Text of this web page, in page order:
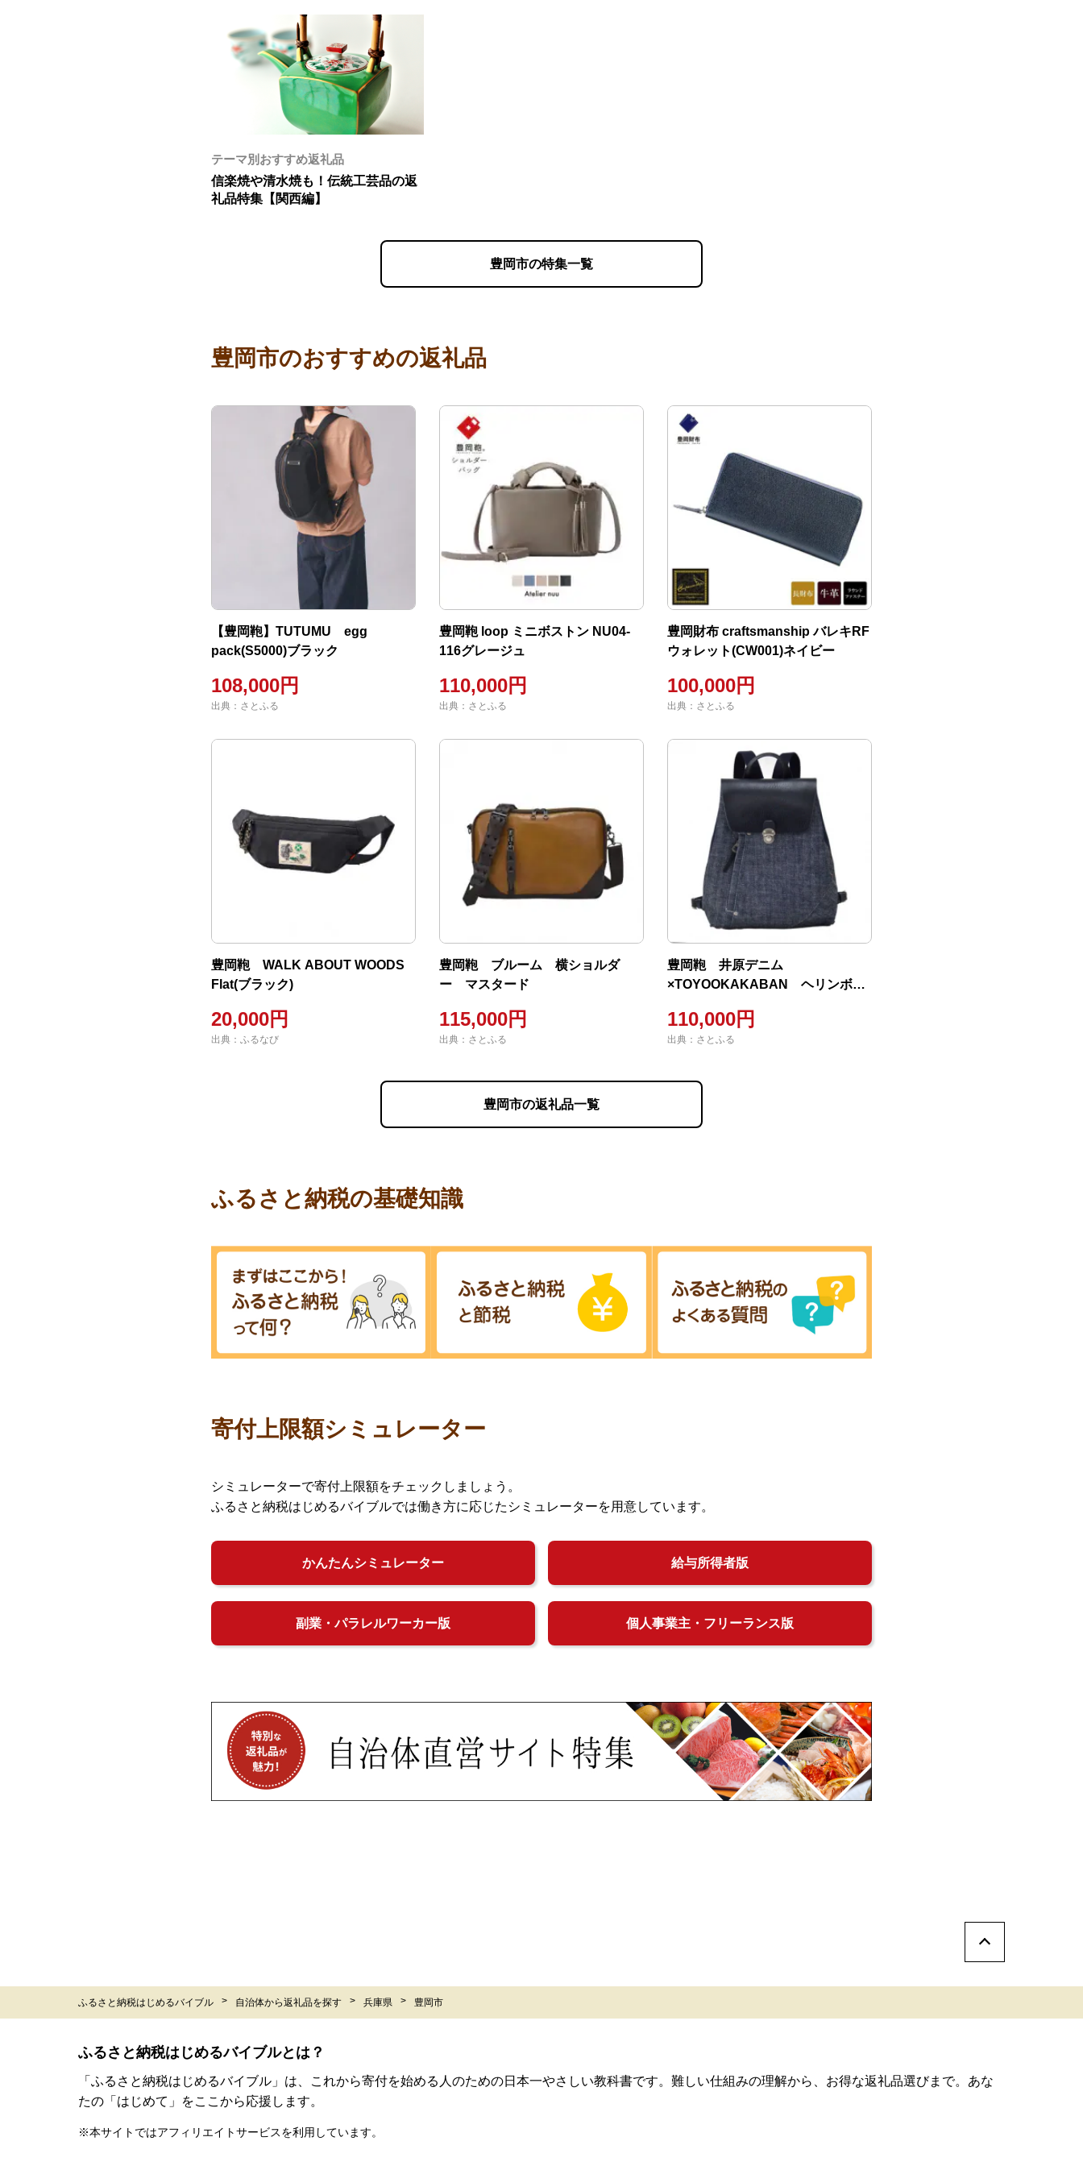
テーマ別おすすめ返礼品
信楽焼や清水焼も！伝統工芸品の返
礼品特集【関西編】
豊岡市の特集一覧
豊岡市のおすすめの返礼品
【豊岡鞄】TUTUMU egg
pack(S5000)ブラック
108,000円
出典：さとふる
豊岡鞄 loop ミニボストン NU04-
116グレージュ
110,000円
出典：さとふる
豊岡財布 craftsmanship バレキRF
ウォレット(CW001)ネイビー
100,000円
出典：さとふる
豊岡鞄 WALK ABOUT WOODS
Flat(ブラック)
20,000円
出典：ふるなび
豊岡鞄 ブルーム 横ショルダ
ー マスタード
115,000円
出典：さとふる
豊岡鞄 井原デニム
×TOYOOKAKABAN ヘリンボー
110,000円
出典：さとふる
豊岡市の返礼品一覧
ふるさと納税の基礎知識
寄付上限額シミュレーター
シミュレーターで寄付上限額をチェックしましょう。
ふるさと納税はじめるバイブルでは働き方に応じたシミュレーターを用意しています。
かんたんシミュレーター 給与所得者版
副業・パラレルワーカー版 個人事業主・フリーランス版
ふるさと納税はじめるバイブル 自治体から返礼品を探す 兵庫県 豊岡市
ふるさと納税はじめるバイブルとは？
「ふるさと納税はじめるバイブル」は、これから寄付を始める人のための日本一やさしい教科書です。難しい仕組みの理解から、お得な返礼品選びまで。あな
たの「はじめて」をここから応援します。
※本サイトではアフィリエイトサービスを利用しています。